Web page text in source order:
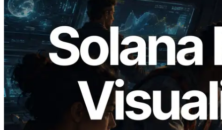
2026.05.24
Validators Solutions lanceert Solana
Block Analyzer — blockproductietijd per
slot en de toegewezen validator
gevisualiseerd